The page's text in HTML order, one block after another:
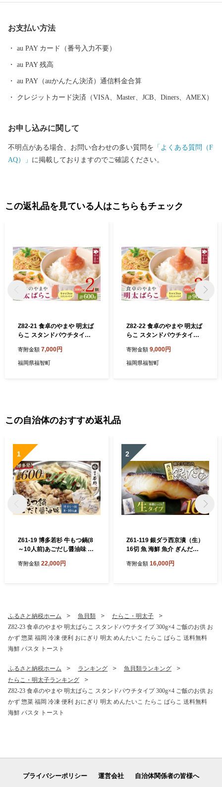
支えた筑豊炭田の一角として、屈指の鉱山を有する炭鉱の町とし
て栄え、 近代化遺産も残されており、「かもめの水兵さん」や
光陽の生誕地でもあることから、「童謡の里」として音楽の町づ
くりも展開しています。 まちには心と体も癒される良質な温泉を
楽しめるほか、『赤池梨』をはじめとする『とよみつひめ（いち
飾山笠とかき手の迫力が魅力の『山笠競演会』など、年間を通し
て多数の催しを開催。 ふるさと納税では、ブランド肉やお米、フ
ルーツやスイーツなど、生産者のまごころと愛情が詰まった自慢
た皆様にまちの魅力を凝縮したお礼の品をお送りします。 ・お届
お支払い方法
au PAY カード（番号入力不要）
au PAY 残高
au PAY（auかんたん決済）通信料金合算
クレジットカード決済（VISA、Master、JCB、Diners、AMEX）
お申し込みに関して
不明点がある場合、お問い合わせの多い質問を 「よくある質問（F
AQ）」 に掲載しておりますのでご確認ください。
この返礼品を見ている人はこちらもチェック
Z82-21 食卓のやまや 明太ば
らこ スタンドパウチタイプ 3
菜 福岡 冷凍 便利 おにぎり
明太 めんたいこ たらこ ばら
寄附金額 7,000円
福岡県福智町
Z82-22 食卓のやまや 明太ば
らこ スタンドパウチタイプ 3
菜 福岡 冷凍 便利 おにぎり
明太 めんたいこ たらこ ばら
寄附金額 9,000円
福岡県福智町
この自治体のおすすめ返礼品
1
Z61-19 博多若杉 牛もつ鍋(8
～10人前)あごだし醤油味 累
モン 肉 鍋 福岡 博多 もつ鍋
ぽん 大容量
寄附金額 22,000円
2
Z61-119 銀ダラ西京漬（生）
16切 魚 海鮮 魚介 ぎんだら
寄附金額 16,000円
ふるさと納税ホーム 魚貝類
たらこ・明太子
Z82-23 食卓のやまや 明太ばらこ スタンドパウチタイプ 300g×4 ご飯のお供 お
かず 惣菜 福岡 冷凍 便利 おにぎり 明太 めんたいこ たらこ ばらこ 送料無料
海鮮 パスタ トースト
ふるさと納税ホーム ランキング
魚貝類ランキング
たらこ・明太子ランキング
Z82-23 食卓のやまや 明太ばらこ スタンドパウチタイプ 300g×4 ご飯のお供 お
かず 惣菜 福岡 冷凍 便利 おにぎり 明太 めんたいこ たらこ ばらこ 送料無料
海鮮 パスタ トースト
プライバシーポリシー 運営会社 自治体関係者の皆様へ